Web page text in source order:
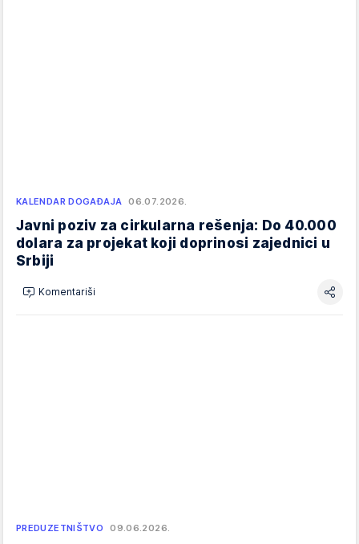
KALENDAR DOGAĐAJA 06.07.2026.
Javni poziv za cirkularna rešenja: Do 40.000
dolara za projekat koji doprinosi zajednici u
Srbiji
Komentariši
PREDUZETNIŠTVO 09.06.2026.